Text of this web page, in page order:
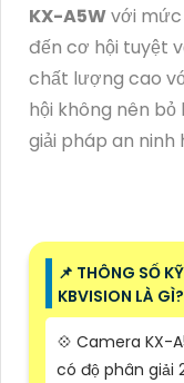
KX-A5Wvới mức
đến cơ hội tuyệt
chất lượng cao
hội không nên
giải pháp an ninh
📌 THÔNG SỐ
KBVISION LÀ GÌ?
💠 Camera KX-
có độ phân giải